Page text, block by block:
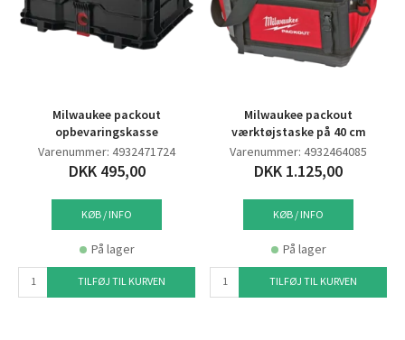
Milwaukee packout
opbevaringskasse
Varenummer: 4932471724
DKK 495,00
KØB / INFO
På lager
TILFØJ TIL KURVEN
Milwaukee packout
værktøjstaske på 40 cm
Varenummer: 4932464085
DKK 1.125,00
KØB / INFO
På lager
TILFØJ TIL KURVEN